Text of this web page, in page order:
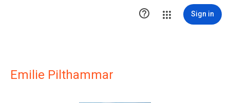
 Sign in
Emilie Pilthammar